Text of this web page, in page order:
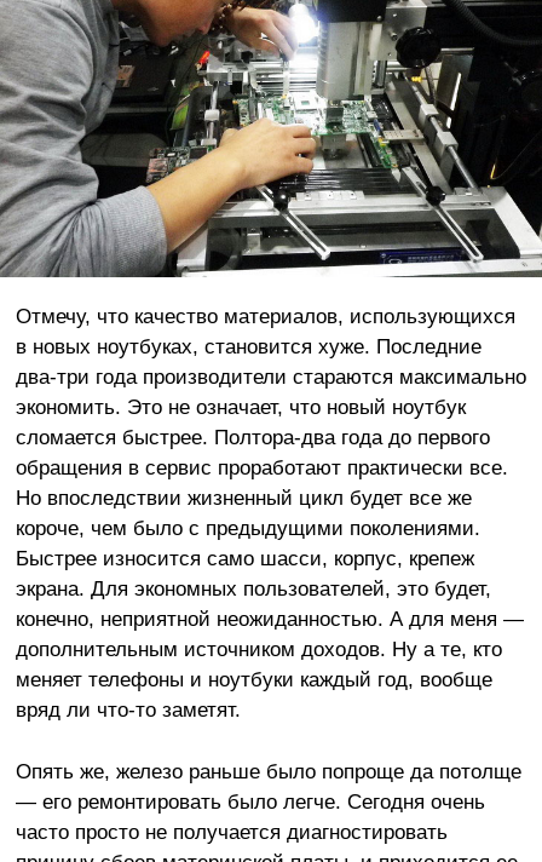
Отмечу, что качество материалов, использующихся
в новых ноутбуках, становится хуже. Последние
два-три года производители стараются максимально
экономить. Это не означает, что новый ноутбук
сломается быстрее. Полтора-два года до первого
обращения в сервис проработают практически все.
Но впоследствии жизненный цикл будет все же
короче, чем было с предыдущими поколениями.
Быстрее износится само шасси, корпус, крепеж
экрана. Для экономных пользователей, это будет,
конечно, неприятной неожиданностью. А для меня —
дополнительным источником доходов. Ну а те, кто
меняет телефоны и ноутбуки каждый год, вообще
вряд ли что-то заметят.
Опять же, железо раньше было попроще да потолще
— его ремонтировать было легче. Сегодня очень
часто просто не получается диагностировать